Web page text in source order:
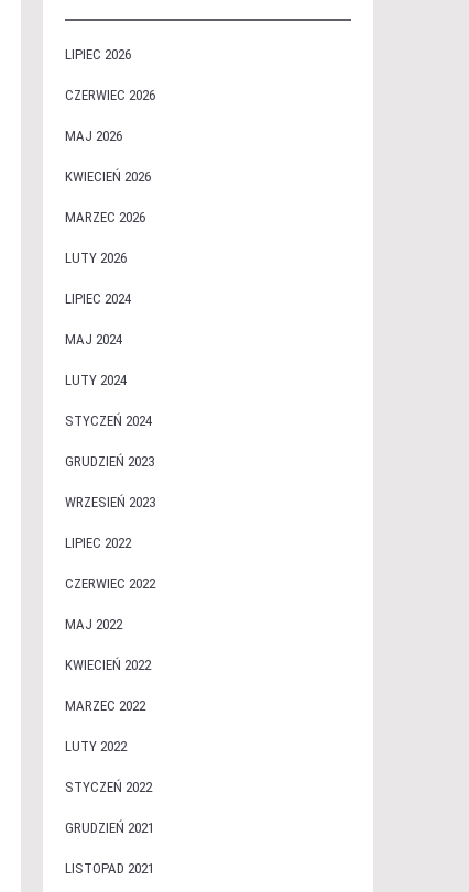
LIPIEC 2026
CZERWIEC 2026
MAJ 2026
KWIECIEŃ 2026
MARZEC 2026
LUTY 2026
LIPIEC 2024
MAJ 2024
LUTY 2024
STYCZEŃ 2024
GRUDZIEŃ 2023
WRZESIEŃ 2023
LIPIEC 2022
CZERWIEC 2022
MAJ 2022
KWIECIEŃ 2022
MARZEC 2022
LUTY 2022
STYCZEŃ 2022
GRUDZIEŃ 2021
LISTOPAD 2021